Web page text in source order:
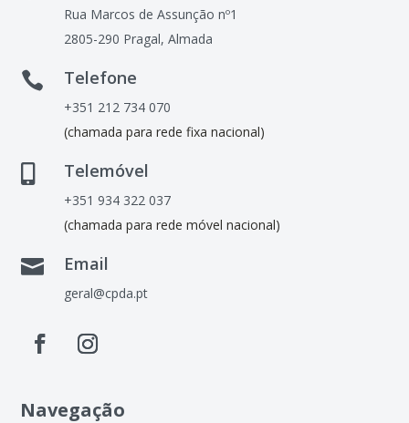
Rua Marcos de Assunção nº1
2805-290 Pragal, Almada
 Telefone
+351 212 734 070
(chamada para rede fixa nacional)
Telemóvel
+351 934 322 037
(chamada para rede móvel nacional)
 Email
geral@cpda.pt
Navegação